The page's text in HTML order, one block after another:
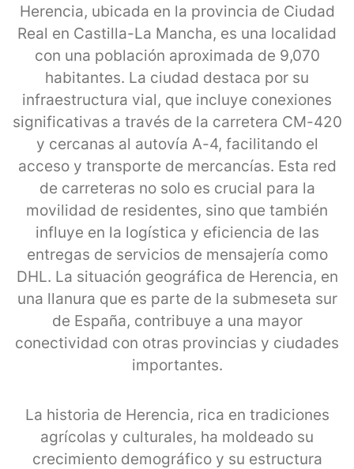
Herencia, ubicada en la provincia de Ciudad
Real en Castilla-La Mancha, es una localidad
con una población aproximada de 9,070
habitantes. La ciudad destaca por su
infraestructura vial, que incluye conexiones
significativas a través de la carretera CM-420
y cercanas al autovía A-4, facilitando el
acceso y transporte de mercancías. Esta red
de carreteras no solo es crucial para la
movilidad de residentes, sino que también
influye en la logística y eficiencia de las
entregas de servicios de mensajería como
DHL. La situación geográfica de Herencia, en
una llanura que es parte de la submeseta sur
de España, contribuye a una mayor
conectividad con otras provincias y ciudades
importantes.
La historia de Herencia, rica en tradiciones
agrícolas y culturales, ha moldeado su
crecimiento demográfico y su estructura